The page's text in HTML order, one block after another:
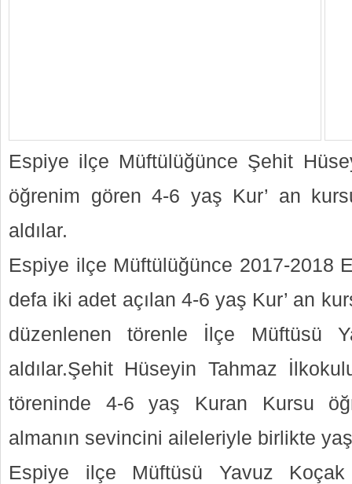
Espiye ilçe Müftülüğünce Şehit
öğrenim gören 4-6 yaş Kur’ an
aldılar.
Espiye ilçe Müftülüğünce 2017-2018
defa iki adet açılan 4-6 yaş Kur’ an
düzenlenen törenle İlçe Müftüsü
aldılar.Şehit Hüseyin Tahmaz
töreninde 4-6 yaş Kuran Kursu
almanın sevincini aileleriyle birlikte
Espiye ilçe Müftüsü Yavuz